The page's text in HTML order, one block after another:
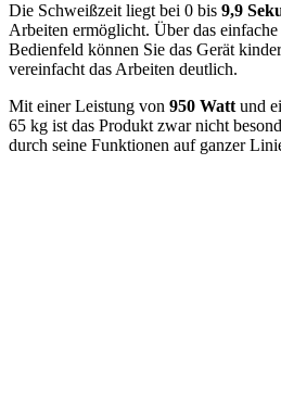
Die Schweißzeit liegt bei 0 bis 9,9
Arbeiten ermöglicht. Über das
Bedienfeld können Sie das Gerät
vereinfacht das Arbeiten deutlich.
Mit einer Leistung von 950 Watt und
65 kg ist das Produkt zwar nicht
durch seine Funktionen auf ganzer